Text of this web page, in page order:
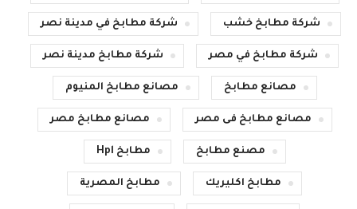
شركة مطابخ خشب شركة مطابخ في مدينة نصر
شركة مطابخ في مصر شركة مطابخ مدينة نصر
مصانع مطابخ مصانع مطابخ المنيوم
مصانع مطابخ فى مصر مصانع مطابخ مصر
مصنع مطابخ مطابخ Hpl
مطابخ اكليريك مطابخ المصرية